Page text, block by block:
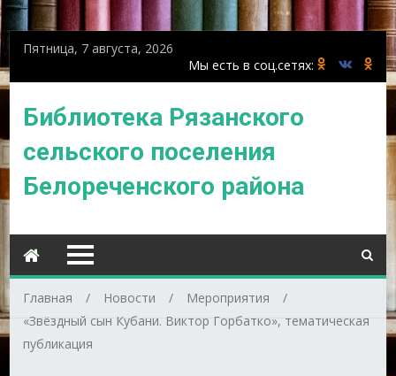
Пятница, 7 августа, 2026
Библиотека Рязанского
сельского поселения
Белореченского района
Главная Новости
Мероприятия
«Звёздный сын Кубани. Виктор Горбатко», тематическая
публикация